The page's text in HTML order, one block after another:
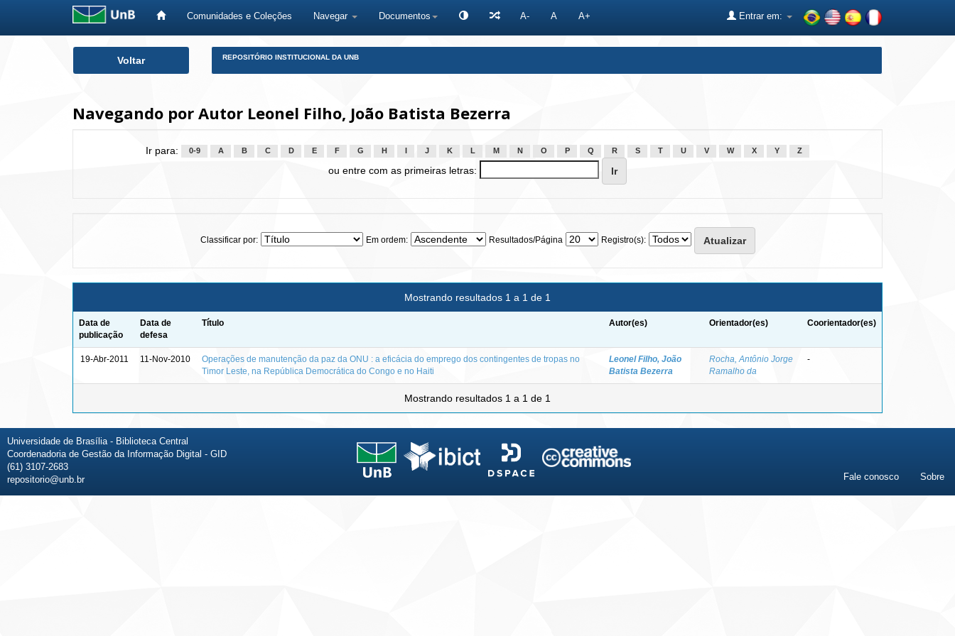
Comunidades e Coleções Navegar Documentos A- A A+ Entrar em:
Voltar REPOSITÓRIO INSTITUCIONAL DA UNB
Navegando por Autor Leonel Filho, João Batista Bezerra
Ir para: 0-9 A B C D E F G H J K L M N O P Q R S T U V W X Y Z
ou entre com as primeiras letras:
Classificar por: Em ordem: Resultados/Página Registro(s):
Mostrando resultados 1 a 1 de 1
Data de
publicação
Data de
defesa
Título Autor(es) Orientador(es) Coorientador(es)
19-Abr-2011 11-Nov-2010
Operações de manutenção da paz da ONU : a eficácia do emprego dos contingentes de tropas no
Timor Leste, na República Democrática do Congo e no Haiti
Leonel Filho, João
Batista Bezerra
Rocha, Antônio Jorge
Ramalho da
-
Mostrando resultados 1 a 1 de 1
Universidade de Brasília - Biblioteca Central
Coordenadoria de Gestão da Informação Digital - GID
(61) 3107-2683
repositorio@unb.br
Fale conosco Sobre